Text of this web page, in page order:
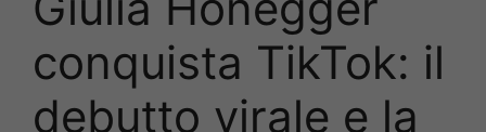
conquista TikTok: il
debutto virale e la